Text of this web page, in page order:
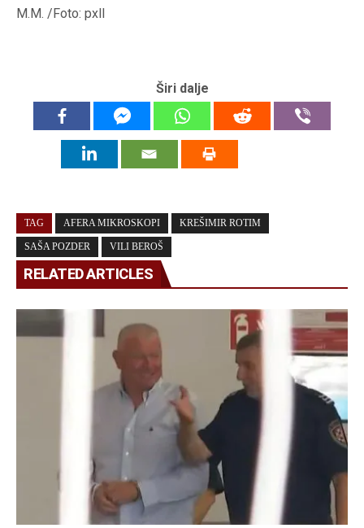
M.M. /Foto: pxll
Širi dalje
TAG AFERA MIKROSKOPI KREŠIMIR ROTIM
SAŠA POZDER VILI BEROŠ
RELATED ARTICLES